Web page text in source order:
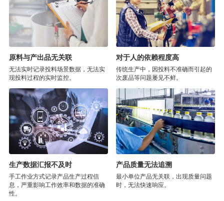
原料与产出品无关联
无法实时记录投料场景数据，无法实
现投料过程的实时监控。
对于人的依赖程度高
传统生产中，因投料不准确而引起的
次废品等问题屡见不鲜。
生产数据汇报不及时
手工作业方式记录产品生产过程信
息，严重影响工作效率和数据的准确
性。
产品质量无法追溯
最小单位产品无关联，出现质量问题
时，无法快速响应。